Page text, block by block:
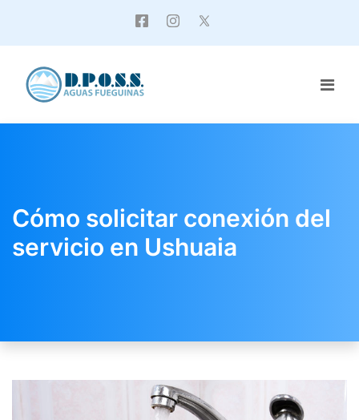
Cómo solicitar conexión del
servicio en Ushuaia